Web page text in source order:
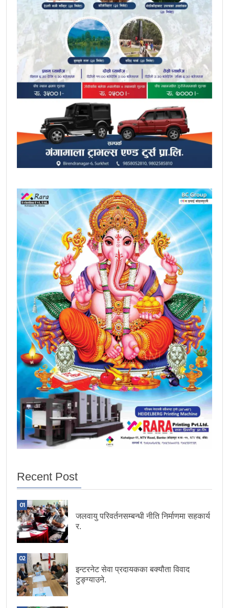
Recent Post
01
जलवायु परिवर्तनसम्बन्धी नीति निर्माणमा सहकार्य
र.
02
इन्टरनेट सेवा प्रदायकका बक्यौता विवाद
टुङ्ग्याउने.